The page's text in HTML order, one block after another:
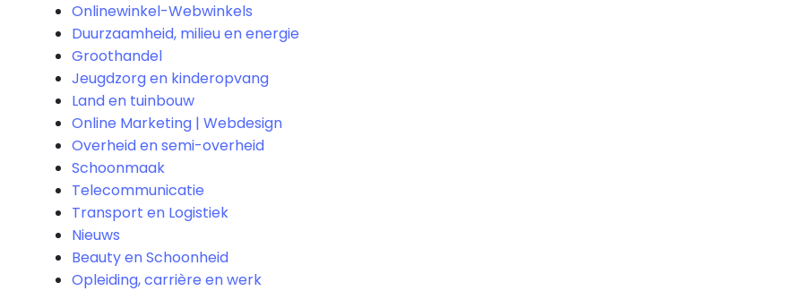
Onlinewinkel-Webwinkels
Duurzaamheid, milieu en energie
Groothandel
Jeugdzorg en kinderopvang
Land en tuinbouw
Online Marketing | Webdesign
Overheid en semi-overheid
Schoonmaak
Telecommunicatie
Transport en Logistiek
Nieuws
Beauty en Schoonheid
Opleiding, carrière en werk